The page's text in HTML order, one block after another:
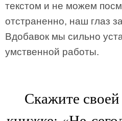
текстом и не можем
отстраненно, наш глаз
Вдобавок мы сильно
умственной работы.
Скажите